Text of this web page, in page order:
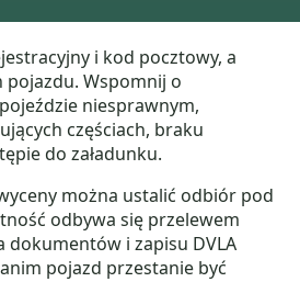
i kod pocztowy, a
Wspomnij o
niesprawnym,
częściach, braku
do załadunku.
można ustalić odbiór pod
odbywa się przelewem
dokumentów i zapisu DVLA
pojazd przestanie być